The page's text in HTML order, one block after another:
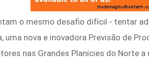
o mesmo desafio difícil - tentar
nova e inovadora Previsão de
nas Grandes Planícies do Norte